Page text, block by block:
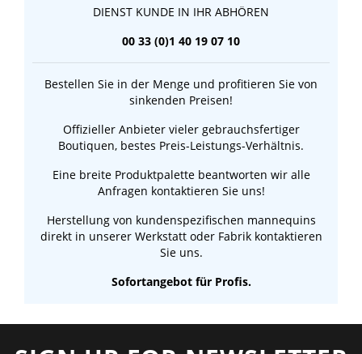
DIENST KUNDE IN IHR ABHÖREN
00 33 (0)1 40 19 07 10
Bestellen Sie in der Menge und profitieren Sie von
sinkenden Preisen!
Offizieller Anbieter vieler gebrauchsfertiger
Boutiquen, bestes Preis-Leistungs-Verhältnis.
Eine breite Produktpalette beantworten wir alle
Anfragen kontaktieren Sie uns!
Herstellung von kundenspezifischen mannequins
direkt in unserer Werkstatt oder Fabrik kontaktieren
Sie uns.
Sofortangebot für Profis.